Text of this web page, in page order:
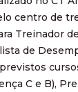
centro de
Treinador
de
C e B),